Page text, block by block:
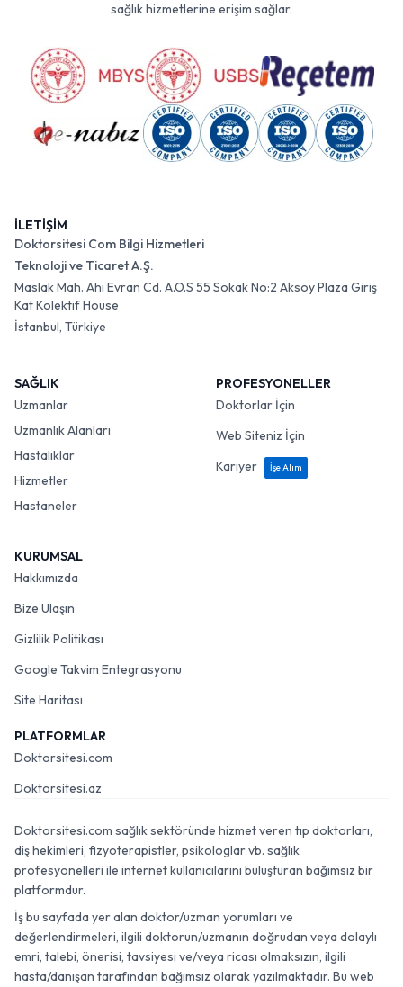
sağlık hizmetlerine erişim sağlar.
İLETİŞİM
Doktorsitesi Com Bilgi Hizmetleri
Teknoloji ve Ticaret A.Ş.
Maslak Mah. Ahi Evran Cd. A.O.S 55 Sokak No:2 Aksoy Plaza Giriş
Kat Kolektif House
İstanbul, Türkiye
SAĞLIK
Uzmanlar
Uzmanlık Alanları
Hastalıklar
Hizmetler
Hastaneler
PROFESYONELLER
Doktorlar İçin
Web Siteniz İçin
Kariyer
İşe Alım
KURUMSAL
Hakkımızda
Bize Ulaşın
Gizlilik Politikası
Google Takvim Entegrasyonu
Site Haritası
PLATFORMLAR
Doktorsitesi.com
Doktorsitesi.az
Doktorsitesi.com sağlık sektöründe hizmet veren tıp doktorları,
diş hekimleri, fizyoterapistler, psikologlar vb. sağlık
profesyonelleri ile internet kullanıcılarını buluşturan bağımsız bir
platformdur.
İş bu sayfada yer alan doktor/uzman yorumları ve
değerlendirmeleri, ilgili doktorun/uzmanın doğrudan veya dolaylı
emri, talebi, önerisi, tavsiyesi ve/veya ricası olmaksızın, ilgili
hasta/danışan tarafından bağımsız olarak yazılmaktadır. Bu web